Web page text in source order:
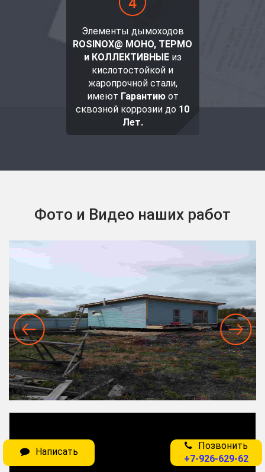
Элементы дымоходов
ROSINOX@ МОНО, ТЕРМО
и КОЛЛЕКТИВНЫЕиз
кислотостойкой и
жаропрочной стали,
имеют Гарантиюот
сквозной коррозии до 10
Лет.
Фото и Видео наших работ
Позвонить
+7-926-629-62
Написать